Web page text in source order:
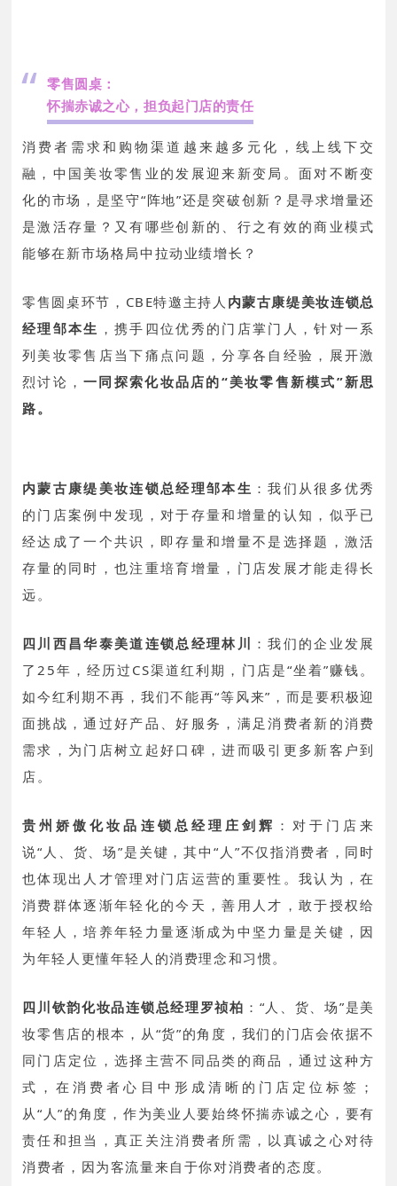
“
零售圆桌：
怀揣赤诚之心，担负起门店的责任
消费者需求和购物渠道越来越多元化，线上线下交
融，中国美妆零售业的发展迎来新变局。面对不断变
化的市场，是坚守“阵地”还是突破创新？是寻求增量还
是激活存量？又有哪些创新的、行之有效的商业模式
能够在新市场格局中拉动业绩增长？
零售圆桌环节，CBE特邀主持人 内蒙古康缇美妆连锁总
经理邹本生 ，携手四位优秀的门店掌门人，针对一系
列美妆零售店当下痛点问题，分享各自经验，展开激
烈讨论，一同探索化妆品店的“美妆零售新模式”新思
路。
内蒙古康缇美妆连锁总经理邹本生 ：我们从很多优秀
的门店案例中发现，对于存量和增量的认知，似乎已
经达成了一个共识，即存量和增量不是选择题，激活
存量的同时，也注重培育增量，门店发展才能走得长
远。
四川西昌华泰美道连锁总经理林川 ：我们的企业发展
了25年，经历过CS渠道红利期，门店是“坐着”赚钱。
如今红利期不再，我们不能再“等风来”，而是要积极迎
面挑战，通过好产品、好服务，满足消费者新的消费
需求，为门店树立起好口碑，进而吸引更多新客户到
店。
贵州娇傲化妆品连锁总经理庄剑辉 ： 对于门店来
说“人、货、场”是关键，其中“人”不仅指消费者，同时
也体现出人才管理对门店运营的重要性。我认为，在
消费群体逐渐年轻化的今天，善用人才，敢于授权给
年轻人，培养年轻力量逐渐成为中坚力量是关键，因
为年轻人更懂年轻人的消费理念和习惯。
四川钦韵化妆品连锁总经理罗祯柏 ： “人、货、场”是美
妆零售店的根本，从“货”的角度，我们的门店会依据不
同门店定位，选择主营不同品类的商品，通过这种方
式，在消费者心目中形成清晰的门店定位标签；
从“人”的角度，作为美业人要始终怀揣赤诚之心，要有
责任和担当，真正关注消费者所需，以真诚之心对待
消费者，因为客流量来自于你对消费者的态度。